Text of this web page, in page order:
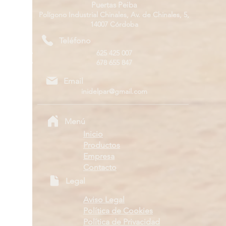
Teléfono
Email
Puertas Peiba
Polígono Industrial Chinales, Av. de Chinales, 5,
14007 Córdoba
625 425 007
678 655 847
inidelpar@gmail.com
Inicio
Productos
Empresa
Contacto
Legal
Menú
Aviso Legal
Política de Cookies
Política de Privacidad